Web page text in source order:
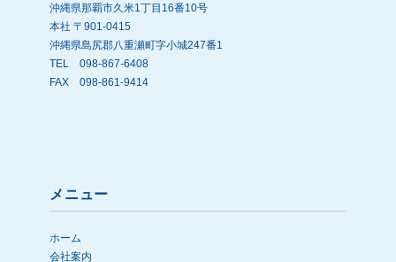
沖縄県那覇市久米1丁目16番10号
本社 〒901-0415
沖縄県島尻郡八重瀬町字小城247番1
TEL 098-867-6408
FAX 098-861-9414
メニュー
ホーム
会社案内